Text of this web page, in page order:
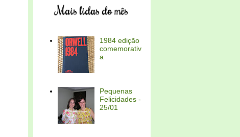
Mais lidas do mês
1984 edição
comemorativ
a
Pequenas
Felicidades -
25/01